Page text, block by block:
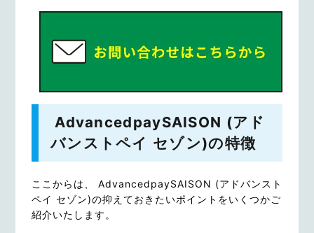
AdvancedpaySAISON (アド
バンストペイ セゾン)の特徴
ここからは、 AdvancedpaySAISON (アドバンスト
ペイ セゾン)の抑えておきたいポイントをいくつかご
紹介いたします。